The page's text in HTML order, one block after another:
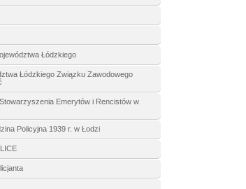
Łódzkiego
Łódzkiego Związku Zawodowego
Emerytów i Rencistów w
Policyjna 1939 r. w Łodzi